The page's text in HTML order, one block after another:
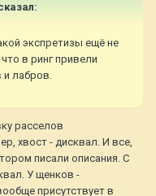
экспретизы ещё не
в ринг привели
и лабров.
расселов
хвост - дисквал. И все,
писали описания. С
У щенков -
присутствует в